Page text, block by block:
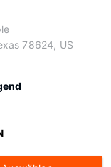
78624, US